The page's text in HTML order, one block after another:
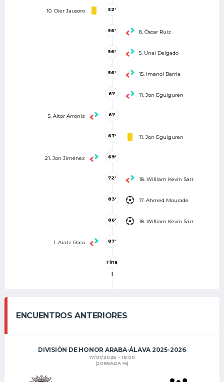
10. Oier Jausoro 52'
8. Óscar Ruiz
56'
5. Unai Delgado
56'
15. Imanol Barria
56'
11. Jon Eguiguren
61'
5. Aitor Arroniz 61'
11. Jon Eguiguren
67'
21. Jon Jiménez 69'
18. William Kevin Sarr
72'
17. Ahmed Mourade
83'
18. William Kevin Sarr
86'
1. Aratz Roco 87'
Fina
l
ENCUENTROS ANTERIORES
DIVISIÓN DE HONOR ARABA-ÁLAVA 2025-2026
17/01/2026 - 18:00
(JORNADA 14)